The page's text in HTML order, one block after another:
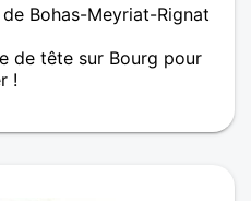
Bohas-Meyriat-Rignat
de tête sur Bourg pour
!